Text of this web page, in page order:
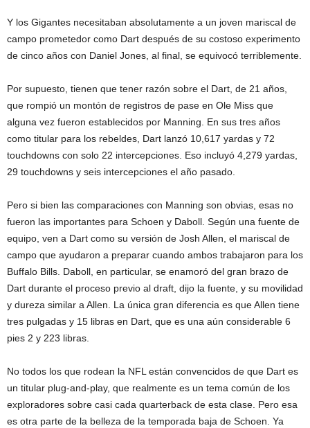
Y los Gigantes necesitaban absolutamente a un joven mariscal de
campo prometedor como Dart después de su costoso experimento
de cinco años con Daniel Jones, al final, se equivocó terriblemente.
Por supuesto, tienen que tener razón sobre el Dart, de 21 años,
que rompió un montón de registros de pase en Ole Miss que
alguna vez fueron establecidos por Manning. En sus tres años
como titular para los rebeldes, Dart lanzó 10,617 yardas y 72
touchdowns con solo 22 intercepciones. Eso incluyó 4,279 yardas,
29 touchdowns y seis intercepciones el año pasado.
Pero si bien las comparaciones con Manning son obvias, esas no
fueron las importantes para Schoen y Daboll. Según una fuente de
equipo, ven a Dart como su versión de Josh Allen, el mariscal de
campo que ayudaron a preparar cuando ambos trabajaron para los
Buffalo Bills. Daboll, en particular, se enamoró del gran brazo de
Dart durante el proceso previo al draft, dijo la fuente, y su movilidad
y dureza similar a Allen. La única gran diferencia es que Allen tiene
tres pulgadas y 15 libras en Dart, que es una aún considerable 6
pies 2 y 223 libras.
No todos los que rodean la NFL están convencidos de que Dart es
un titular plug-and-play, que realmente es un tema común de los
exploradores sobre casi cada quarterback de esta clase. Pero esa
es otra parte de la belleza de la temporada baja de Schoen. Ya